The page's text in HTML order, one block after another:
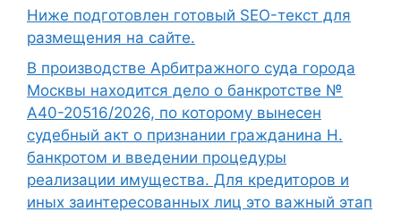
Ниже подготовлен готовый SEO-текст для
размещения на сайте.
В производстве Арбитражного суда города
Москвы находится дело о банкротстве №
А40-20516/2026, по которому вынесен
судебный акт о признании гражданина Н.
банкротом и введении процедуры
реализации имущества. Для кредиторов и
иных заинтересованных лиц это важный этап